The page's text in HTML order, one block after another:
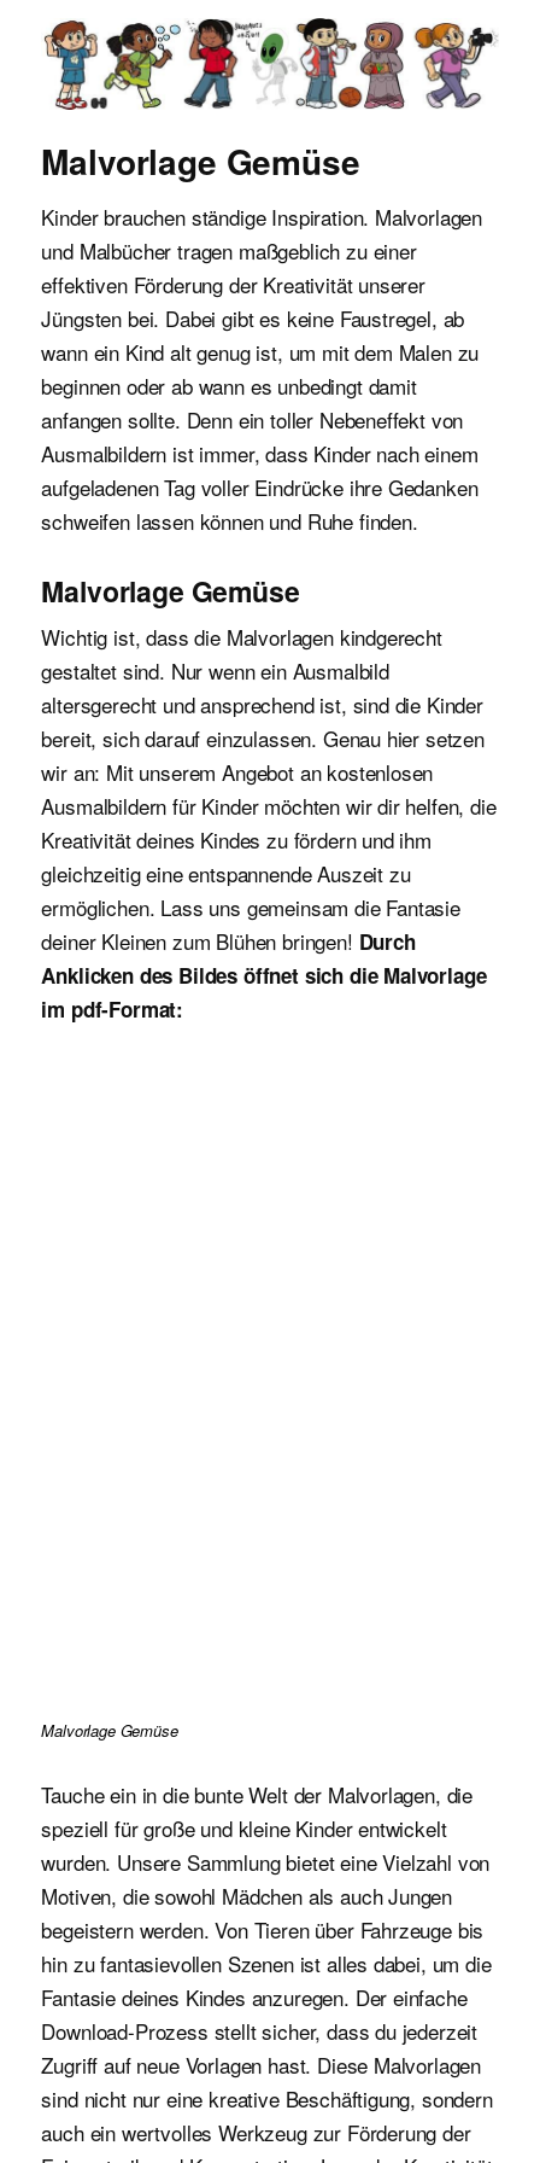
Malvorlagen für Kinder
Malvorlage Gemüse
Kinder brauchen ständige Inspiration. Malvorlagen
und Malbücher tragen maßgeblich zu einer
effektiven Förderung der Kreativität unserer
Jüngsten bei. Dabei gibt es keine Faustregel, ab
wann ein Kind alt genug ist, um mit dem Malen zu
beginnen oder ab wann es unbedingt damit
anfangen sollte. Denn ein toller Nebeneffekt von
Ausmalbildern ist immer, dass Kinder nach einem
aufgeladenen Tag voller Eindrücke ihre Gedanken
schweifen lassen können und Ruhe finden.
Malvorlage Gemüse
Wichtig ist, dass die Malvorlagen kindgerecht
gestaltet sind. Nur wenn ein Ausmalbild
altersgerecht und ansprechend ist, sind die Kinder
bereit, sich darauf einzulassen. Genau hier setzen
wir an: Mit unserem Angebot an kostenlosen
Ausmalbildern für Kinder möchten wir dir helfen, die
Kreativität deines Kindes zu fördern und ihm
gleichzeitig eine entspannende Auszeit zu
ermöglichen. Lass uns gemeinsam die Fantasie
deiner Kleinen zum Blühen bringen! Durch
Anklicken des Bildes öffnet sich die Malvorlage
im pdf-Format:
Malvorlage Gemüse
Tauche ein in die bunte Welt der Malvorlagen, die
speziell für große und kleine Kinder entwickelt
wurden. Unsere Sammlung bietet eine Vielzahl von
Motiven, die sowohl Mädchen als auch Jungen
begeistern werden. Von Tieren über Fahrzeuge bis
hin zu fantasievollen Szenen ist alles dabei, um die
Fantasie deines Kindes anzuregen. Der einfache
Download-Prozess stellt sicher, dass du jederzeit
Zugriff auf neue Vorlagen hast. Diese Malvorlagen
sind nicht nur eine kreative Beschäftigung, sondern
auch ein wertvolles Werkzeug zur Förderung der